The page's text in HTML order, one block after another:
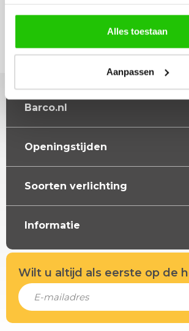
Alles toestaan
Aanpassen
Veelgestelde vragen
Barco.nl
Openingstijden
Soorten verlichting
Informatie
Wilt u altijd als eerste op de